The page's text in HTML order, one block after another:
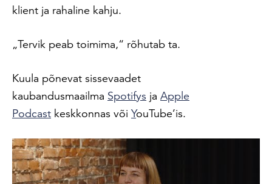
klient ja rahaline kahju.
„Tervik peab toimima,“ rõhutab ta.
Kuula põnevat sissevaadet
kaubandusmaailma Spotifys ja Apple
Podcast keskkonnas või YouTube’is.